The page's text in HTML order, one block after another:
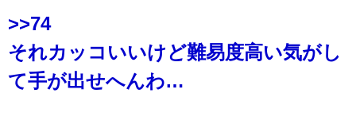
>>74
それカッコいいけど難易度高い気がし
て手が出せへんわ…